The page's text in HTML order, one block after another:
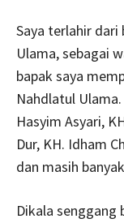
Saya terlahir
Ulama, sebagai
bapak saya
Nahdlatul
Hasyim Asyari,
Dur, KH. Idham
dan masih
Dikala senggang